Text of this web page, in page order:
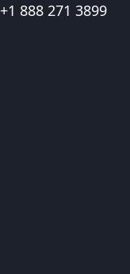
+1 888 271 3899